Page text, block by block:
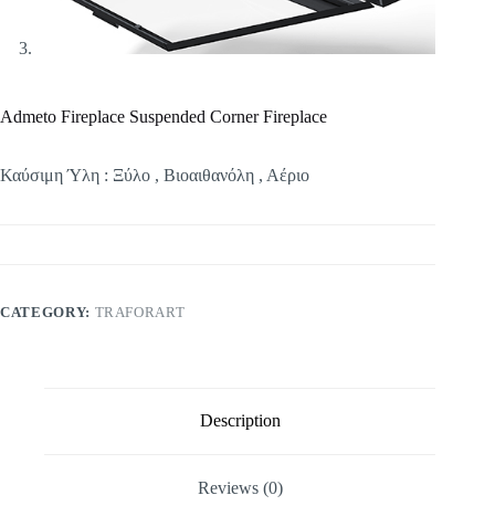
Admeto Fireplace Suspended Corner Fireplace
Καύσιμη Ύλη : Ξύλο , Βιοαιθανόλη , Αέριο
CATEGORY: TRAFORART
Description
Reviews (0)